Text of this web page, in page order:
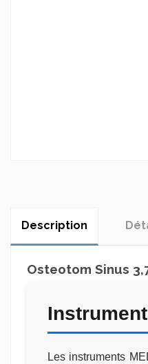
Description
Osteotom Sinus
Les instruments